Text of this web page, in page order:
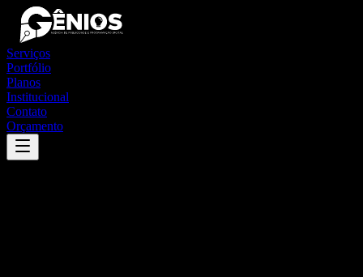
Serviços
Portfólio
Planos
Institucional
Contato
Orçamento